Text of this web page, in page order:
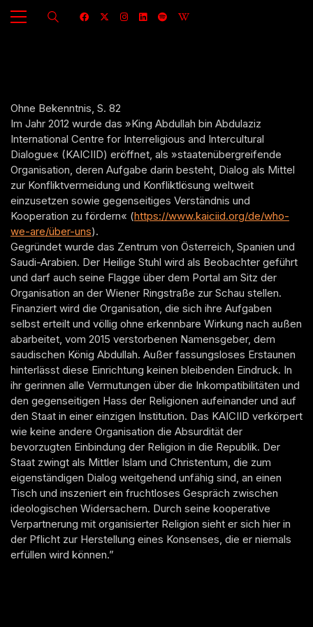
Ohne Bekenntnis, S. 82
Im Jahr 2012 wurde das »King Abdullah bin Abdulaziz
International Centre for Interreligious and Intercultural
Dialogue« (KAICIID) eröffnet, als »staatenübergreifende
Organisation, deren Aufgabe darin besteht, Dialog als Mittel
zur Konfliktvermeidung und Konfliktlösung weltweit
einzusetzen sowie gegenseitiges Verständnis und
Kooperation zu fördern« (https://www.kaiciid.org/de/who-
we-are/über-uns).
Gegründet wurde das Zentrum von Österreich, Spanien und
Saudi-Arabien. Der Heilige Stuhl wird als Beobachter geführt
und darf auch seine Flagge über dem Portal am Sitz der
Organisation an der Wiener Ringstraße zur Schau stellen.
Finanziert wird die Organisation, die sich ihre Aufgaben
selbst erteilt und völlig ohne erkennbare Wirkung nach außen
abarbeitet, vom 2015 verstorbenen Namensgeber, dem
saudischen König Abdullah. Außer fassungsloses Erstaunen
hinterlässt diese Einrichtung keinen bleibenden Eindruck. In
ihr gerinnen alle Vermutungen über die Inkompatibilitäten und
den gegenseitigen Hass der Religionen aufeinander und auf
den Staat in einer einzigen Institution. Das KAICIID verkörpert
wie keine andere Organisation die Absurdität der
bevorzugten Einbindung der Religion in die Republik. Der
Staat zwingt als Mittler Islam und Christentum, die zum
eigenständigen Dialog weitgehend unfähig sind, an einen
Tisch und inszeniert ein fruchtloses Gespräch zwischen
ideologischen Widersachern. Durch seine kooperative
Verpartnerung mit organisierter Religion sieht er sich hier in
der Pflicht zur Herstellung eines Konsenses, die er niemals
erfüllen wird können.”